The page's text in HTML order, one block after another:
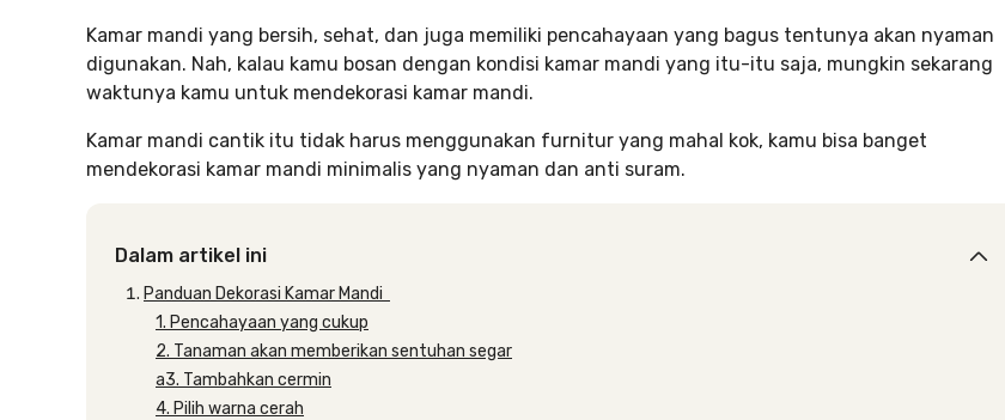
Kamar mandi yang bersih, sehat, dan juga memiliki pencahayaan yang bagus tentunya akan nyaman
digunakan. Nah, kalau kamu bosan dengan kondisi kamar mandi yang itu-itu saja, mungkin sekarang
waktunya kamu untuk mendekorasi kamar mandi.
Kamar mandi cantik itu tidak harus menggunakan furnitur yang mahal kok, kamu bisa banget
mendekorasi kamar mandi minimalis yang nyaman dan anti suram.
Dalam artikel ini
Panduan Dekorasi Kamar Mandi
1. Pencahayaan yang cukup
2. Tanaman akan memberikan sentuhan segar
a3. Tambahkan cermin
4. Pilih warna cerah